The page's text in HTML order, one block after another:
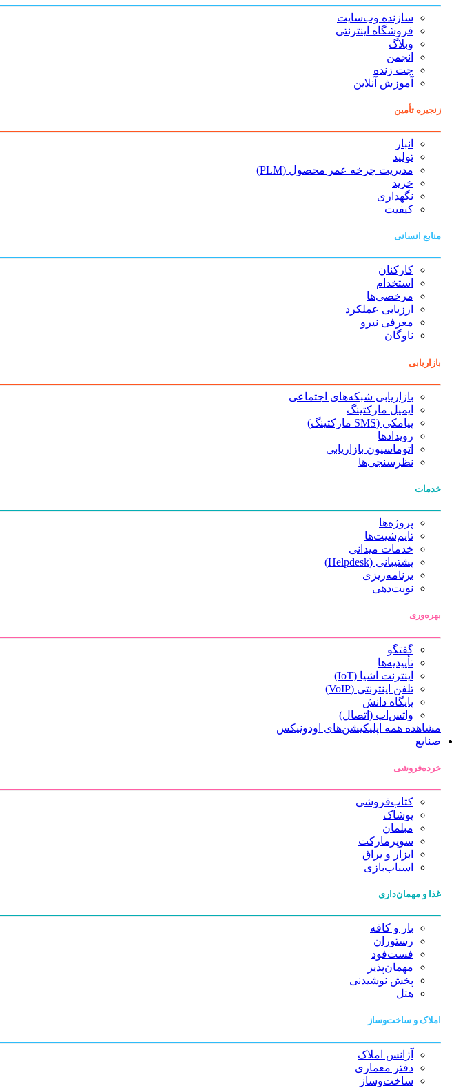
سازنده وب‌سایت
فروشگاه اینترنتی
وبلاگ
انجمن
چت زنده
آموزش آنلاین
زنجیره تأمین
انبار
تولید
مدیریت چرخه عمر محصول (PLM)
خرید
نگهداری
کیفیت
منابع انسانی
کارکنان
استخدام
مرخصی‌ها
ارزیابی عملکرد
معرفی نیرو
ناوگان
بازاریابی
بازاریابی شبکه‌های اجتماعی
ایمیل مارکتینگ
پیامکی (SMS مارکتینگ)
رویدادها
اتوماسیون بازاریابی
نظرسنجی‌ها
خدمات
پروژه‌ها
تایم‌شیت‌ها
خدمات میدانی
پشتیبانی (Helpdesk)
برنامه‌ریزی
نوبت‌دهی
بهره‌وری
گفتگو
تأییدیه‌ها
اینترنت اشیا (IoT)
تلفن اینترنتی (VoIP)
پایگاه دانش
واتس‌اپ (اتصال)
مشاهده همه اپلیکیشن‌های اودونیکس
صنایع
خرده‌فروشی
کتاب‌فروشی
پوشاک
مبلمان
سوپرمارکت
ابزار و یراق
اسباب‌بازی
غذا و مهمان‌داری
بار و کافه
رستوران
فست‌فود
مهمان‌پذیر
پخش نوشیدنی
هتل
املاک و ساخت‌وساز
آژانس املاک
دفتر معماری
ساخت‌وساز